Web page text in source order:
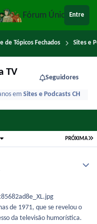
Fórum ÚnicoEntre
de Tópicos Fechados Sites e
TV
Seguidores
emSites e Podcasts CH
PRÓXIMA
de 1971, que se revelou o
da televisão humorística.